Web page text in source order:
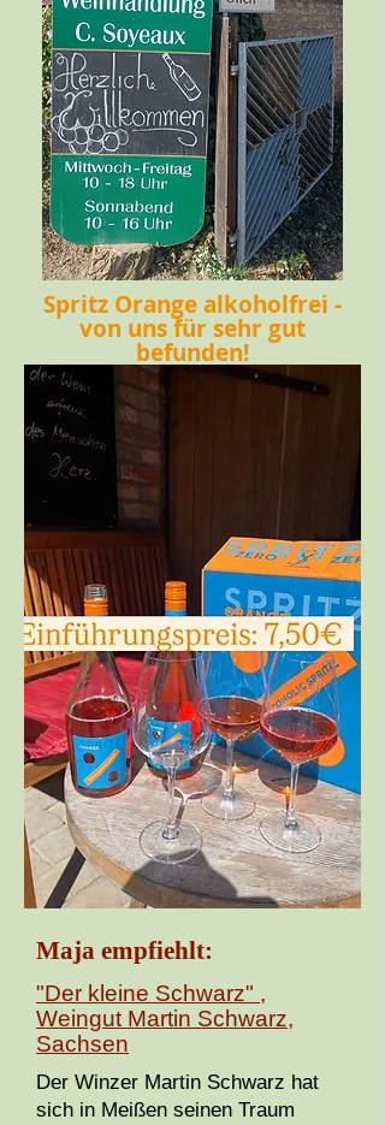
Spritz Orange alkoholfrei -
von uns für sehr gut
befunden!
Maja empfiehlt:
"Der kleine Schwarz" ,
Weingut Martin Schwarz,
Sachsen
Der Winzer Martin Schwarz hat
sich in Meißen seinen Traum